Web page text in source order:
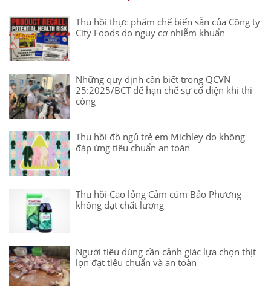
Thu hồi thực phẩm chế biến sẵn của Công ty
City Foods do nguy cơ nhiễm khuẩn
Những quy định cần biết trong QCVN
25:2025/BCT để hạn chế sự cố điện khi thi
công
Thu hồi đồ ngủ trẻ em Michley do không
đáp ứng tiêu chuẩn an toàn
Thu hồi Cao lỏng Cảm cúm Bảo Phương
không đạt chất lượng
Người tiêu dùng cần cảnh giác lựa chọn thịt
lợn đạt tiêu chuẩn và an toàn